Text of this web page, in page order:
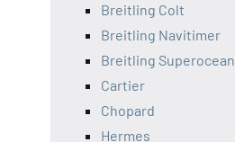
Breitling Colt
Breitling Navitimer
Breitling Superocean
Cartier
Chopard
Hermes